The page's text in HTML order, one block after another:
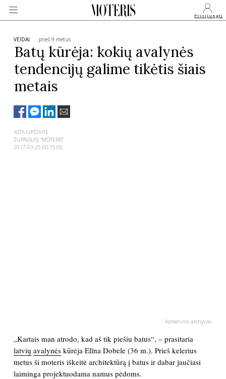
Prisijungti
VEIDAI
MADA
KULTŪRA
VEIDAI prieš 9 metus
Batų kūrėja: kokių avalynės
tendencijų galime tikėtis šiais
metais
ASTA LIPŠTAITĖ
ŽURNALAS "MOTERIS"
2017-03-25 00:15:00
Asmeninis archyvas
„Kartais man atrodo, kad aš tik piešiu batus“, – prasitaria
latvių avalynėskūrėja Elīna Dobele (36 m.). Prieš kelerius
metus ši moteris iškeitė architektūrą į batus ir dabar jaučiasi
laiminga projektuodama namus pėdoms.